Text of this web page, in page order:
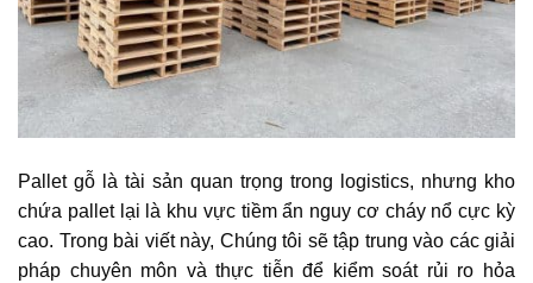
Pallet gỗ là tài sản quan trọng trong logistics, nhưng kho
chứa pallet lại là khu vực tiềm ẩn nguy cơ cháy nổ cực kỳ
cao. Trong bài viết này, Chúng tôi sẽ tập trung vào các giải
pháp chuyên môn và thực tiễn để kiểm soát rủi ro hỏa